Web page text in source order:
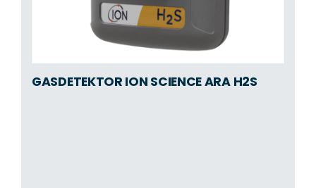
GASDETEKTOR ION SCIENCE ARA H2S